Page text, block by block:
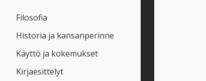
Filosofia
Historia ja kansanperinne
Käyttö ja kokemukset
Kirjaesittelyt